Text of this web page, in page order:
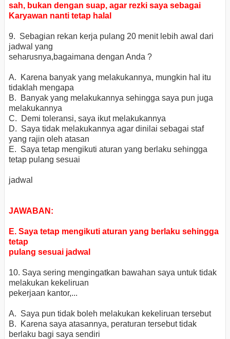
sah, bukan dengan suap, agar rezki saya sebagai
Karyawan nanti tetap halal
9. Sebagian rekan kerja pulang 20 menit lebih awal dari
jadwal yang
seharusnya,bagaimana dengan Anda ?
A. Karena banyak yang melakukannya, mungkin hal itu
tidaklah mengapa
B. Banyak yang melakukannya sehingga saya pun juga
melakukannya
C. Demi toleransi, saya ikut melakukannya
D. Saya tidak melakukannya agar dinilai sebagai staf
yang rajin oleh atasan
E. Saya tetap mengikuti aturan yang berlaku sehingga
tetap pulang sesuai
jadwal
JAWABAN:
E. Saya tetap mengikuti aturan yang berlaku sehingga
tetap
pulang sesuai jadwal
10. Saya sering mengingatkan bawahan saya untuk tidak
melakukan kekeliruan
pekerjaan kantor,...
A. Saya pun tidak boleh melakukan kekeliruan tersebut
B. Karena saya atasannya, peraturan tersebut tidak
berlaku bagi saya sendiri